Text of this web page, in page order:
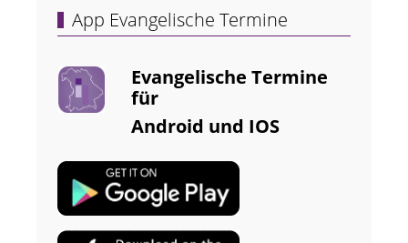
App Evangelische Termine
Evangelische Termine
für
Android und IOS